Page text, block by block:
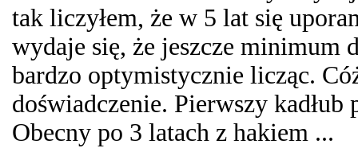
tak liczyłem, że w 5 lat się
wydaje się, że jeszcze minimum
bardzo optymistycznie licząc.
doświadczenie. Pierwszy kadłub
Obecny po 3 latach z hakiem ...